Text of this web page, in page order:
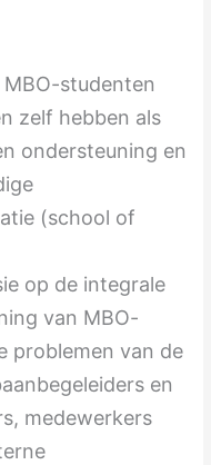
studenten
zelf hebben als
ondersteuning en
(school of
op de integrale
van MBO-
problemen van de
en
medewerkers